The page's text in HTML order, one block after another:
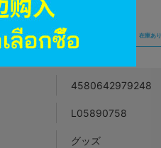
り 1,430円 税込 在庫あり
4580642979248
L05890758
グッズ